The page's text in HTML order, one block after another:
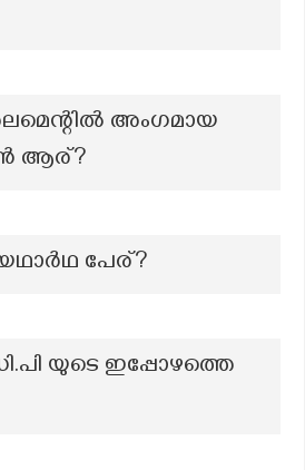
അംഗമായ
ആര്?
പേര്?
യുടെ ഇപ്പോഴത്തെ